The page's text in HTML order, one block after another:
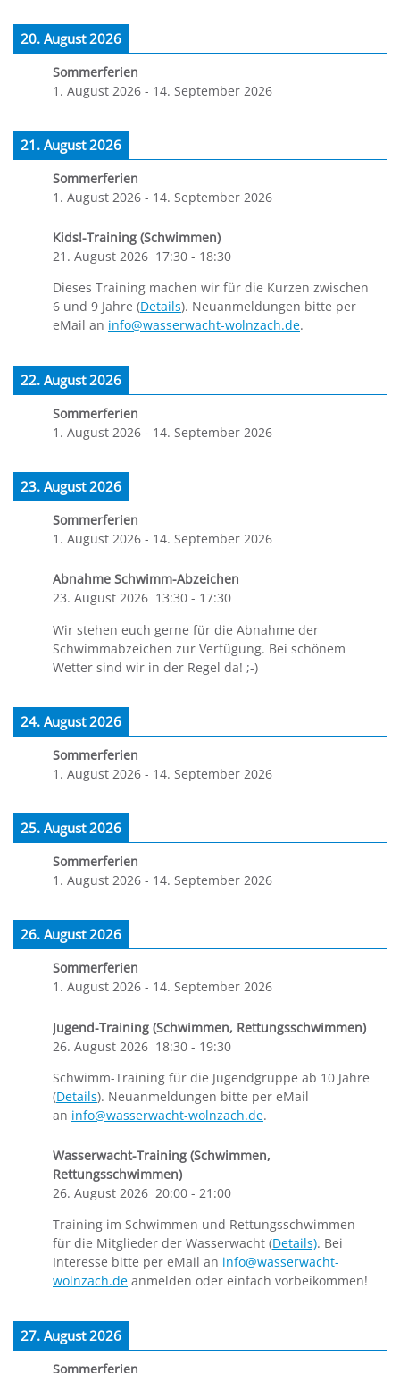
20. August 2026
Sommerferien
1. August 2026 - 14. September 2026
21. August 2026
Sommerferien
1. August 2026 - 14. September 2026
Kids!-Training (Schwimmen)
21. August 2026 17:30 - 18:30
Dieses Training machen wir für die Kurzen zwischen
6 und 9 Jahre (Details). Neuanmeldungen bitte per
eMail an info@wasserwacht-wolnzach.de.
22. August 2026
Sommerferien
1. August 2026 - 14. September 2026
23. August 2026
Sommerferien
1. August 2026 - 14. September 2026
Abnahme Schwimm-Abzeichen
23. August 2026 13:30 - 17:30
Wir stehen euch gerne für die Abnahme der
Schwimmabzeichen zur Verfügung. Bei schönem
Wetter sind wir in der Regel da! ;-)
24. August 2026
Sommerferien
1. August 2026 - 14. September 2026
25. August 2026
Sommerferien
1. August 2026 - 14. September 2026
26. August 2026
Sommerferien
1. August 2026 - 14. September 2026
Jugend-Training (Schwimmen, Rettungsschwimmen)
26. August 2026 18:30 - 19:30
Schwimm-Training für die Jugendgruppe ab 10 Jahre
(Details). Neuanmeldungen bitte per eMail
an info@wasserwacht-wolnzach.de.
Wasserwacht-Training (Schwimmen,
Rettungsschwimmen)
26. August 2026 20:00 - 21:00
Training im Schwimmen und Rettungsschwimmen
für die Mitglieder der Wasserwacht (Details). Bei
Interesse bitte per eMail an info@wasserwacht-
wolnzach.de anmelden oder einfach vorbeikommen!
27. August 2026
Sommerferien